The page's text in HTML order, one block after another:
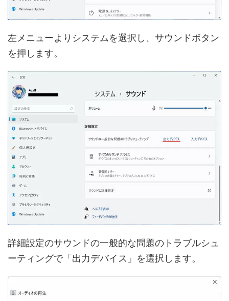
左メニューよりシステムを選択し、サウンドボタン
を押します。
詳細設定のサウンドの一般的な問題のトラブルシュ
ーティングで「出力デバイス」を選択します。